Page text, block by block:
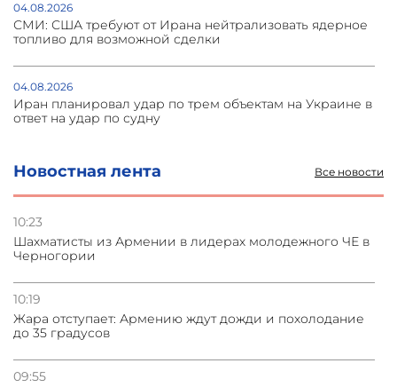
Новостная лента Все новости
10:23
Шахматисты из Армении в лидерах молодежного ЧЕ в
Черногории
10:19
Жара отступает: Армению ждут дожди и похолодание
до 35 градусов
09:55
04.08.2026
СМИ: США требуют от Ирана нейтрализовать ядерное
топливо для возможной сделки
04.08.2026
Иран планировал удар по трем объектам на Украине в
ответ на удар по судну
04.08.2026
Украина атаковала склады Wildberries в Подмосковье
и под Петербургом
03.08.2026
Стратегия безопасности ОДКБ допускает применение
03.08.2026
Нассим Талеб отказался выступить с лекцией в